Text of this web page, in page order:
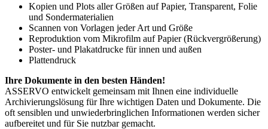
Kopien und Plots aller Größen auf Papier, Transparent, Folie
und Sondermaterialien
Scannen von Vorlagen jeder Art und Größe
Reproduktion vom Mikrofilm auf Papier (Rückvergrößerung)
Poster- und Plakatdrucke für innen und außen
Plattendruck
Ihre Dokumente in den besten Händen!
ASSERVO entwickelt gemeinsam mit Ihnen eine individuelle
Archivierungslösung für Ihre wichtigen Daten und Dokumente. Die
oft sensiblen und unwiederbringlichen Informationen werden sicher
aufbereitet und für Sie nutzbar gemacht.